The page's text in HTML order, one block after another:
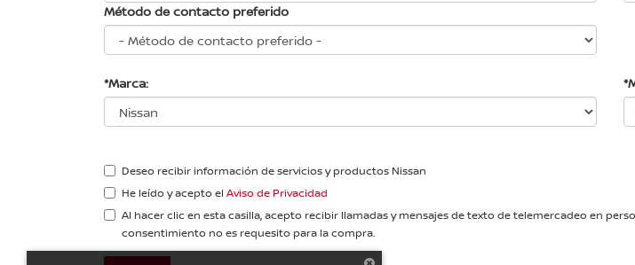
Método de contacto preferido
*Marca:
Deseo recibir información de servicios y productos Nissan
He leído y acepto el Aviso de Privacidad
Al hacer clic en esta casilla, acepto recibir llamadas y mensajes de texto de telemercadeo en
consentimiento no es requesito para la compra.